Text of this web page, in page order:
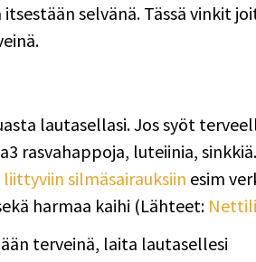
selvänä. Tässä vinkit
lautasellasi. Jos syöt
rasvahappoja, luteiinia, sinkkiä.
liittyviin silmäsairauksiin esim
harmaa kaihi (Lähteet:
terveinä, laita lautasellesi